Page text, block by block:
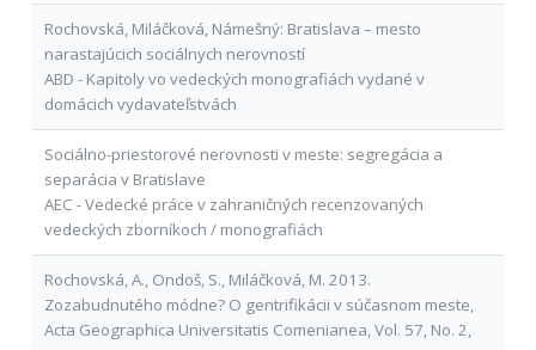
Rochovská, Miláčková, Námešný: Bratislava – mesto
narastajúcich sociálnych nerovností
ABD - Kapitoly vo vedeckých monografiách vydané v
domácich vydavateľstvách
Sociálno-priestorové nerovnosti v meste: segregácia a
separácia v Bratislave
AEC - Vedecké práce v zahraničných recenzovaných
vedeckých zborníkoch / monografiách
Rochovská, A., Ondoš, S., Miláčková, M. 2013.
Zozabudnutého módne? O gentrifikácii v súčasnom meste,
Acta Geographica Universitatis Comenianea, Vol. 57, No. 2,